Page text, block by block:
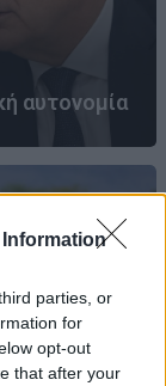
Information
parties, or
for
opt-out
that after your
αυτονομία
και μια
την